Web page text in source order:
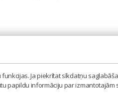
20398873, E-PASTS:
Ja piekrītat sīkdatņu
informāciju par